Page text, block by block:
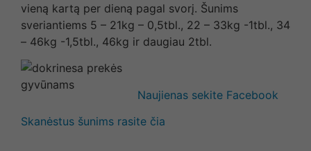
vieną kartą per dieną pagal svorį. Šunims
sveriantiems 5 – 21kg – 0,5tbl., 22 – 33kg -1tbl., 34
– 46kg -1,5tbl., 46kg ir daugiau 2tbl.
Naujienas sekite Facebook
Skanėstus šunims rasite čia